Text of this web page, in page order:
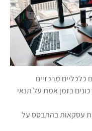
כלכליים מרכזיים
בזמן אמת על תנאי
עסקאות בהתבסס על